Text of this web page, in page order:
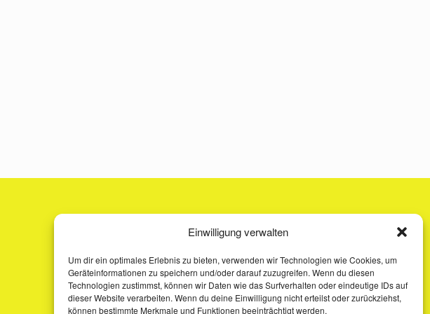
Einwilligung verwalten
Um dir ein optimales Erlebnis zu bieten, verwenden wir Technologien wie Cookies, um
Geräteinformationen zu speichern und/oder darauf zuzugreifen. Wenn du diesen
Technologien zustimmst, können wir Daten wie das Surfverhalten oder eindeutige IDs auf
dieser Website verarbeiten. Wenn du deine Einwilligung nicht erteilst oder zurückziehst,
können bestimmte Merkmale und Funktionen beeinträchtigt werden.